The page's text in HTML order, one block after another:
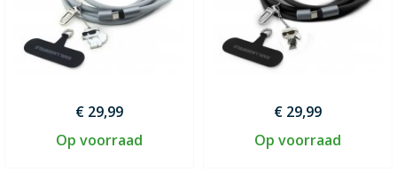
€ 29,99
Op voorraad
€ 29,99
Op voorraad